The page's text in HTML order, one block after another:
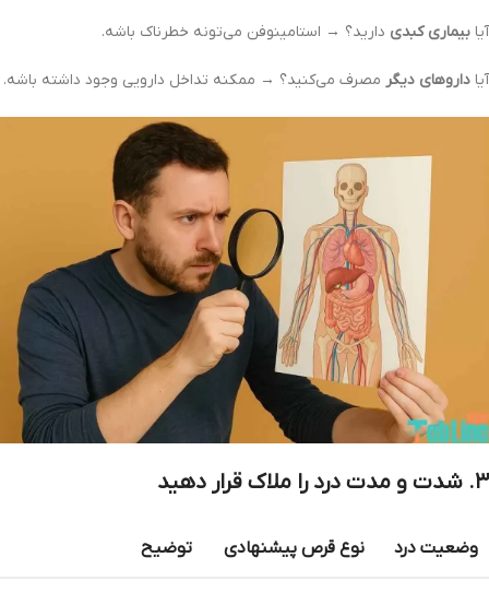
آیا بیماری کبدی دارید؟ → استامینوفن می‌تونه خطرناک باشه.
آیا داروهای دیگر مصرف می‌کنید؟ → ممکنه تداخل دارویی وجود داشته باشه.
۳. شدت و مدت درد را ملاک قرار دهید
وضعیت درد نوع قرص پیشنهادی توضیح